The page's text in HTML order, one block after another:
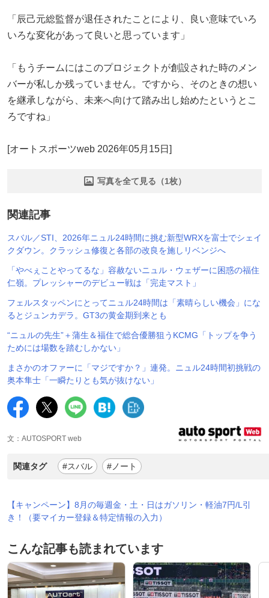
「辰己元総監督が退任されたことにより、良い意味でいろ
いろな変化があって良いと思っています」
「もうチームにはこのプロジェクトが創設された時のメン
バーが私しか残っていません。ですから、そのときの想い
を継承しながら、未来へ向けて踏み出し始めたというとこ
ろですね」
[オートスポーツweb 2026年05月15日]
写真を全て見る（1枚）
関連記事
スバル／STI、2026年ニュル24時間に挑む新型WRXを富士でシェイ
クダウン。クラッシュ修復と各部の改良を施しリベンジへ
「やべぇことやってるな」容赦ないニュル・ウェザーに困惑の福住
仁嶺。プレッシャーのデビュー戦は「完走マスト」
フェルスタッペンにとってニュル24時間は「素晴らしい機会」にな
るとジュンカデラ。GT3の黄金期到来とも
“ニュルの先生”＋蒲生＆福住で総合優勝狙うKCMG「トップを争う
ためには場数を踏むしかない」
まさかのオファーに「マジですか？」連発。ニュル24時間初挑戦の
奥本隼士「一瞬たりとも気が抜けない」
文：AUTOSPORT web
関連タグ #スバル #ノート
【キャンペーン】8月の毎週金・土・日はガソリン・軽油7円/L引
き！（要マイカー登録＆特定情報の入力）
こんな記事も読まれています